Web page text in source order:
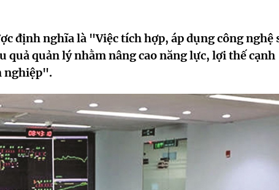
định nghĩa là "Việc tích hợp, áp dụng công nghệ
quả quản lý nhằm nâng cao năng lực, lợi thế cạnh
nghiệp".